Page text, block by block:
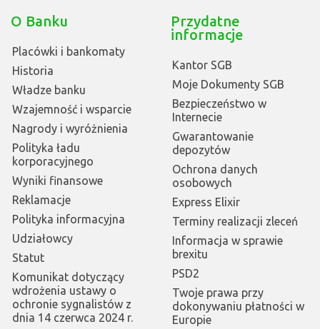
O Banku
Placówki i bankomaty
Historia
Władze banku
Wzajemność i wsparcie
Nagrody i wyróżnienia
Polityka ładu
korporacyjnego
Wyniki finansowe
Reklamacje
Polityka informacyjna
Udziałowcy
Statut
Komunikat dotyczący
wdrożenia ustawy o
ochronie sygnalistów z
dnia 14 czerwca 2024 r.
Przydatne
informacje
Kantor SGB
Moje Dokumenty SGB
Bezpieczeństwo w
Internecie
Gwarantowanie
depozytów
Ochrona danych
osobowych
Express Elixir
Terminy realizacji zleceń
Informacja w sprawie
brexitu
PSD2
Twoje prawa przy
dokonywaniu płatności w
Europie